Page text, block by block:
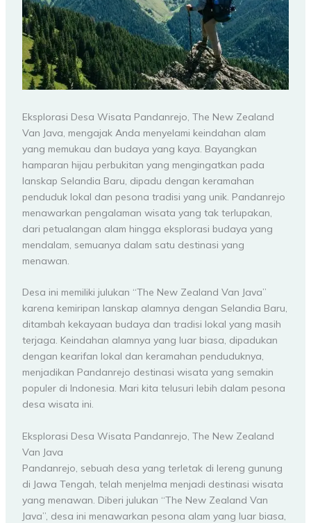
Eksplorasi Desa Wisata Pandanrejo, The New Zealand
Van Java, mengajak Anda menyelami keindahan alam
yang memukau dan budaya yang kaya. Bayangkan
hamparan hijau perbukitan yang mengingatkan pada
lanskap Selandia Baru, dipadu dengan keramahan
penduduk lokal dan pesona tradisi yang unik. Pandanrejo
menawarkan pengalaman wisata yang tak terlupakan,
dari petualangan alam hingga eksplorasi budaya yang
mendalam, semuanya dalam satu destinasi yang
menawan.
Desa ini memiliki julukan “The New Zealand Van Java”
karena kemiripan lanskap alamnya dengan Selandia Baru,
ditambah kekayaan budaya dan tradisi lokal yang masih
terjaga. Keindahan alamnya yang luar biasa, dipadukan
dengan kearifan lokal dan keramahan penduduknya,
menjadikan Pandanrejo destinasi wisata yang semakin
populer di Indonesia. Mari kita telusuri lebih dalam pesona
desa wisata ini.
Eksplorasi Desa Wisata Pandanrejo, The New Zealand
Van Java
Pandanrejo, sebuah desa yang terletak di lereng gunung
di Jawa Tengah, telah menjelma menjadi destinasi wisata
yang menawan. Diberi julukan “The New Zealand Van
Java”, desa ini menawarkan pesona alam yang luar biasa,